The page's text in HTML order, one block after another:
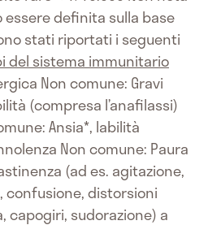
definita sulla base
stati riportati i seguenti
del sistema immunitario
Non comune: Gravi
(compresa l’anafilassi)
Ansia*, labilità
Non comune: Paura
(ad es. agitazione,
confusione, distorsioni
capogiri, sudorazione) a